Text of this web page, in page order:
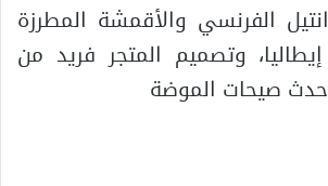
الفرنسي والأقمشة المطرزة
وتصميم المتجر فريد من
صيحات الموضة